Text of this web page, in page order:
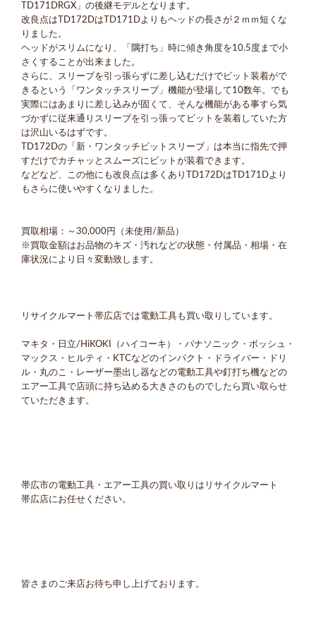
TD171DRGX」の後継モデルとなります。
改良点はTD172DはTD171Dよりもヘッドの長さが２ｍｍ短くな
りました。
ヘッドがスリムになり、「隅打ち」時に傾き角度を10.5度まで小
さくすることが出来ました。
さらに、スリーブを引っ張らずに差し込むだけでビット装着がで
きるという「ワンタッチスリーブ」機能が登場して10数年。でも
実際にはあまりに差し込みが固くて、そんな機能がある事すら気
づかずに従来通りスリーブを引っ張ってビットを装着していた方
は沢山いるはずです。
TD172Dの「新・ワンタッチビットスリーブ」は本当に指先で押
すだけでカチャッとスムーズにビットが装着できます。
などなど、この他にも改良点は多くありTD172DはTD171Dより
もさらに使いやすくなりました。
買取相場：～30,000円（未使用/新品）
※買取金額はお品物のキズ・汚れなどの状態・付属品・相場・在
庫状況により日々変動致します。
リサイクルマート帯広店では電動工具も買い取りしています。
マキタ・日立/HiKOKI（ハイコーキ）・パナソニック・ボッシュ・
マックス・ヒルティ・KTCなどのインパクト・ドライバー・ドリ
ル・丸のこ・レーザー墨出し器などの電動工具や釘打ち機などの
エアー工具で店頭に持ち込める大きさのものでしたら買い取らせ
ていただきます。
帯広市の電動工具・エアー工具の買い取りはリサイクルマート
帯広店にお任せください。
皆さまのご来店お待ち申し上げております。